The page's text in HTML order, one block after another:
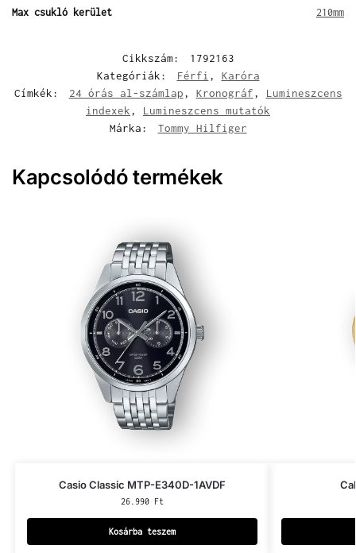
Max csukló kerület 210mm
Cikkszám:
1792163
Kategóriák:
Férfi , Karóra
Címkék:
24 órás al-számlap, Kronográf, Lumineszcens
indexek, Lumineszcens mutatók
Márka:
Tommy Hilfiger
Kapcsolódó termékek
Casio Classic MTP-E340D-1AVDF
26.990 Ft
Kosárba teszem